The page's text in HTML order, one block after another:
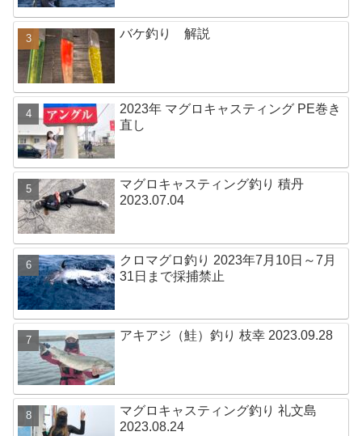
バケ釣り 解説
2023年 マグロキャスティング PE巻き
直し
マグロキャスティング釣り 積丹
2023.07.04
クロマグロ釣り 2023年7月10日～7月
31日まで採捕禁止
アキアジ（鮭）釣り 枝幸 2023.09.28
マグロキャスティング釣り 礼文島
2023.08.24